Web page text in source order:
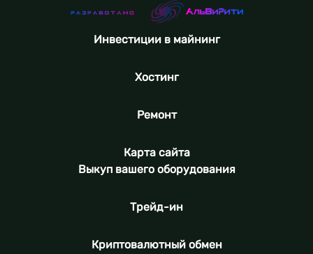
Инвестиции в майнинг
Хостинг
Ремонт
Карта сайта
Выкуп вашего оборудования
Трейд-ин
Криптовалютный обмен